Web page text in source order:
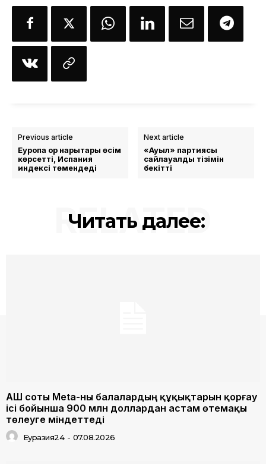
Previous article
Еуропа қор нарықтары өсім
көрсетті, Испания
индексі төмендеді
Next article
«Ауыл» партиясы
сайлауалды тізімін
бекітті
Читать далее:
RELATED
АҚШ соты Meta-ны балалардың құқықтарын қорғау
ісі бойынша 900 млн доллардан астам өтемақы
төлеуге міндеттеді
Еуразия24 - 07.08.2026